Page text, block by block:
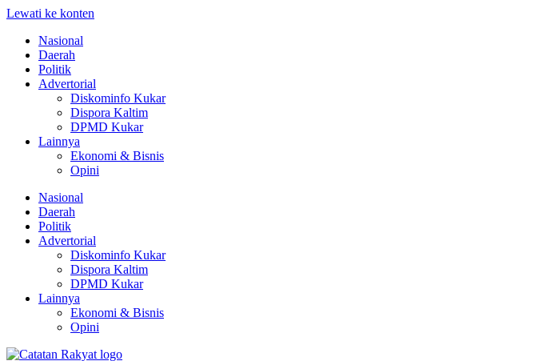
Lewati ke konten
Nasional
Daerah
Politik
Advertorial
Diskominfo Kukar
Dispora Kaltim
DPMD Kukar
Lainnya
Ekonomi & Bisnis
Opini
Nasional
Daerah
Politik
Advertorial
Diskominfo Kukar
Dispora Kaltim
DPMD Kukar
Lainnya
Ekonomi & Bisnis
Opini